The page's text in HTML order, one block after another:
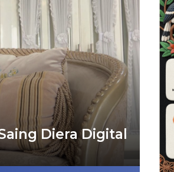
Diera Digital